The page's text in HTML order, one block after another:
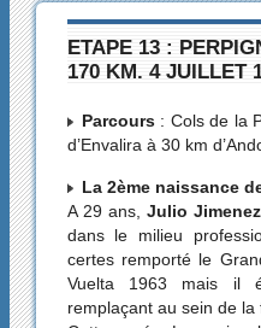
ETAPE 13 :
170 KM. 4 JUILLET
Parcours : Cols de la
d’Envalira à 30 km
La 2ème naissance
A 29 ans,Julio Jimenez
dans le milieu
certes remporté le
Vuelta 1963 mais il
remplaçant au sein de la